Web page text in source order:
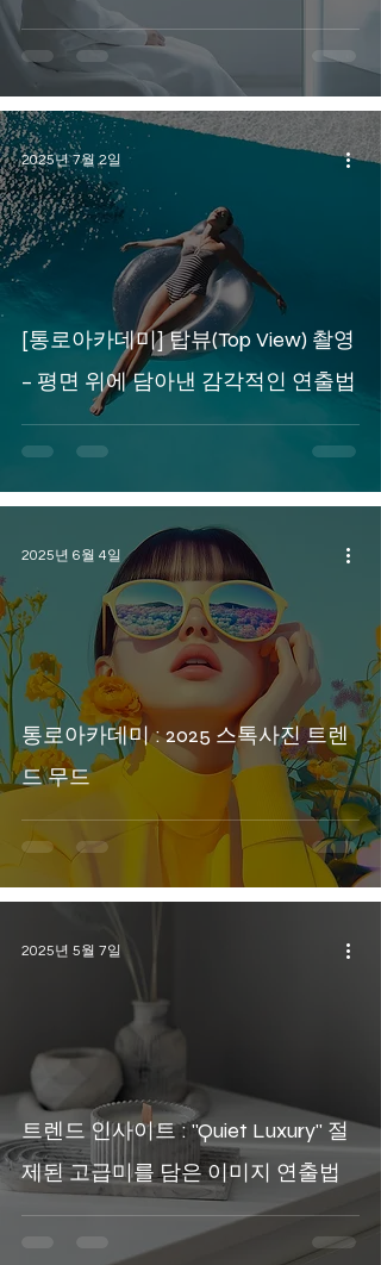
[통로아카데미] 탑뷰(Top View) 촬영
– 평면 위에 담아낸 감각적인 연출법
2025년 7월 2일
통로아카데미 : 2025 스톡사진 트렌
드 무드
2025년 6월 4일
트렌드 인사이트 : "Quiet Luxury" 절
제된 고급미를 담은 이미지 연출법
2025년 5월 7일